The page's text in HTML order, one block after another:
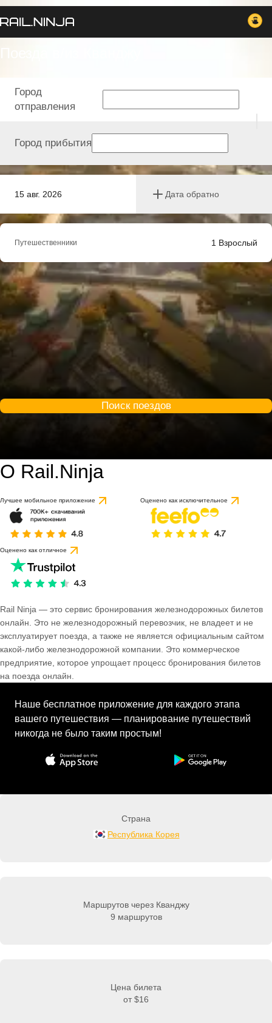
15 авг. 2026 Дата обратно
Город
отправления
Город прибытия
Путешественники 1 Взрослый
Поиск поездов
О Rail.Ninja
Лучшее мобильное приложение Оценено как исключительное
Оценено как отличное
Rail Ninja — это сервис бронирования железнодорожных билетов
онлайн. Это не железнодорожный перевозчик, не владеет и не
эксплуатирует поезда, а также не является официальным сайтом
какой-либо железнодорожной компании. Это коммерческое
предприятие, которое упрощает процесс бронирования билетов
на поезда онлайн.
Наше бесплатное приложение для каждого этапа
вашего путешествия — планирование путешествий
никогда не было таким простым!
Страна
Республика Корея
Маршрутов через Кванджу
9 маршрутов
Цена билета
от $16